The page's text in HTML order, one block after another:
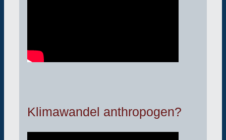
Klimawandel anthropogen?